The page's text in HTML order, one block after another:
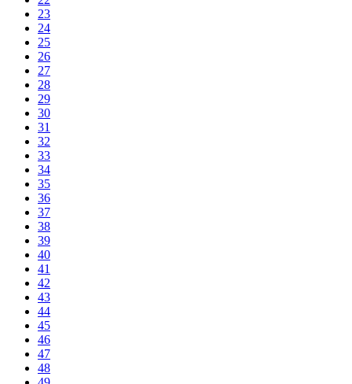
23
24
25
26
27
28
29
30
31
32
33
34
35
36
37
38
39
40
41
42
43
44
45
46
47
48